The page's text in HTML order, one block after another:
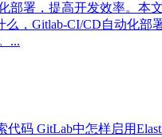
部署，提高开发效率。本
么，Gitlab-CI/CD自动化部
...
代码 GitLab中怎样启用